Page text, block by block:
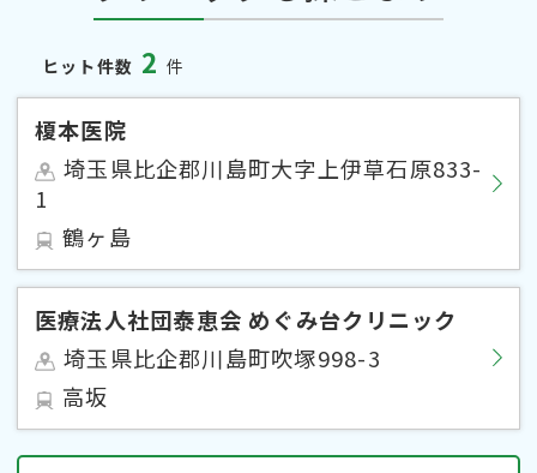
ヒット件数 2 件
榎本医院
埼玉県比企郡川島町大字上伊草石原833-
1
鶴ヶ島
医療法人社団泰恵会 めぐみ台クリニック
埼玉県比企郡川島町吹塚998-3
高坂